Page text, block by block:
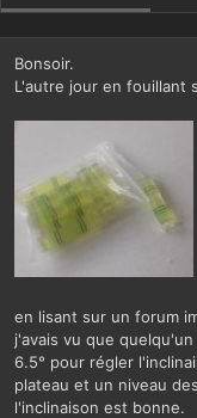
r
e
a
t
o
n
Bonsoir.
L'autre jour en fouillant
en lisant sur un forum
j'avais vu que
6.5° pour régler
plateau et un niveau
l'inclinaison est bonne.